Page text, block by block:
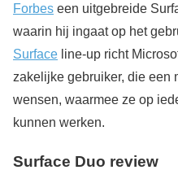
Forbes een uitgebreide
waarin hij ingaat op het
Surface line-up richt
zakelijke gebruiker, die een
wensen, waarmee ze op
kunnen werken.
Surface Duo review